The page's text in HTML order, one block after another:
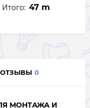
Итого: 47 m
ОТЗЫВЫ 0
МОНТАЖА И